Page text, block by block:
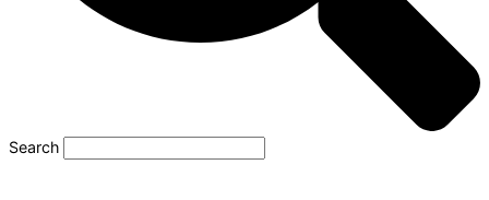
Search